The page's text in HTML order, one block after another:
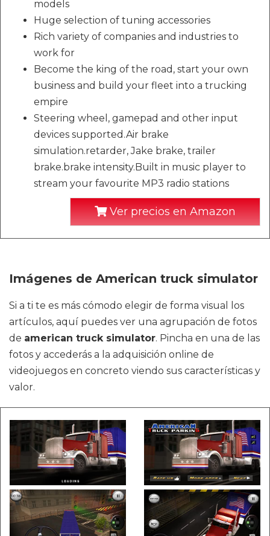
models
Huge selection of tuning accessories
Rich variety of companies and industries to
work for
Become the king of the road, start your own
business and build your fleet into a trucking
empire
Steering wheel, gamepad and other input
devices supported.Air brake
simulation.retarder, Jake brake, trailer
brake.brake intensity.Built in music player to
stream your favourite MP3 radio stations
Ver precios en Amazon
Imágenes de American truck simulator
Si a ti te es más cómodo elegir de forma visual los
artículos, aquí puedes ver una agrupación de fotos
de american truck simulator. Pincha en una de las
fotos y accederás a la adquisición online de
videojuegos en concreto viendo sus características y
valor.